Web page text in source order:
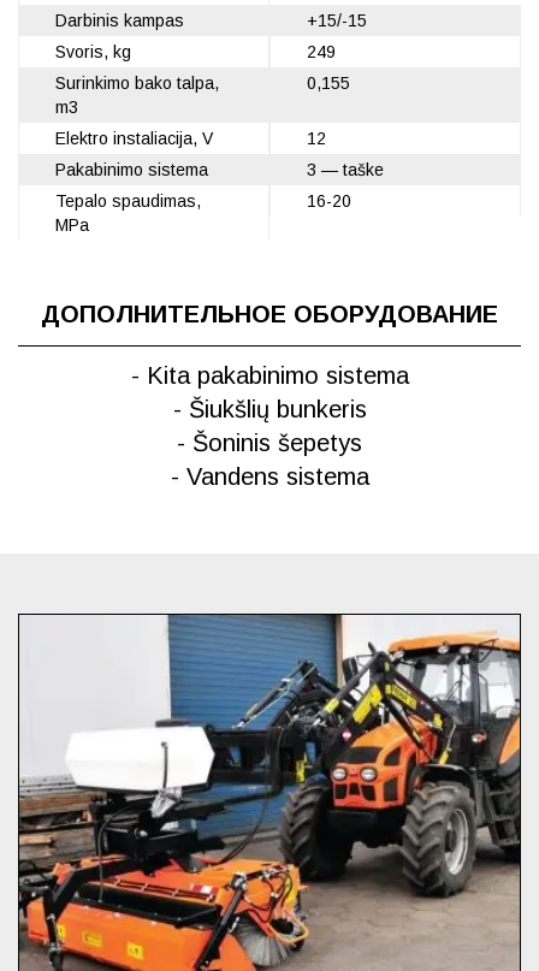
Darbinis kampas
Svoris, kg
Surinkimo bako talpa,
m3
Elektro instaliacija, V
Pakabinimo sistema
Tepalo spaudimas,
MPa
+15/-15
249
0,155
12
3 — taške
16-20
ДОПОЛНИТЕЛЬНОЕ ОБОРУДОВАНИЕ
- Kita pakabinimo sistema
- Šiukšlių bunkeris
- Šoninis šepetys
- Vandens sistema